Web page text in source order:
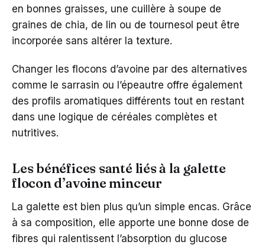
en bonnes graisses, une cuillère à soupe de
graines de chia, de lin ou de tournesol peut être
incorporée sans altérer la texture.
Changer les flocons d’avoine par des alternatives
comme le sarrasin ou l’épeautre offre également
des profils aromatiques différents tout en restant
dans une logique de céréales complètes et
nutritives.
Les bénéfices santé liés à la galette
flocon d’avoine minceur
La galette est bien plus qu’un simple encas. Grâce
à sa composition, elle apporte une bonne dose de
fibres qui ralentissent l’absorption du glucose